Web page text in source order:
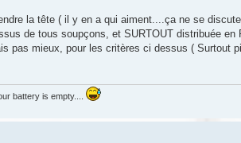
la tête ( il y en a qui aiment....ça ne se
de tous soupçons, et SURTOUT distribuée en
pas mieux, pour les critères ci dessus ( Surtout
battery is empty....